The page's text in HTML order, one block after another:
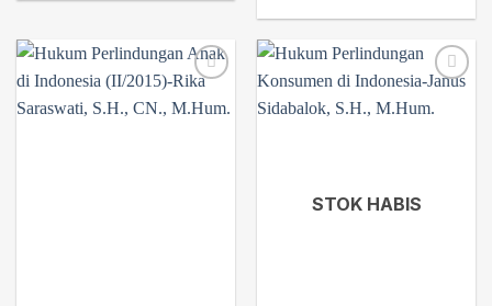
STOK HABIS